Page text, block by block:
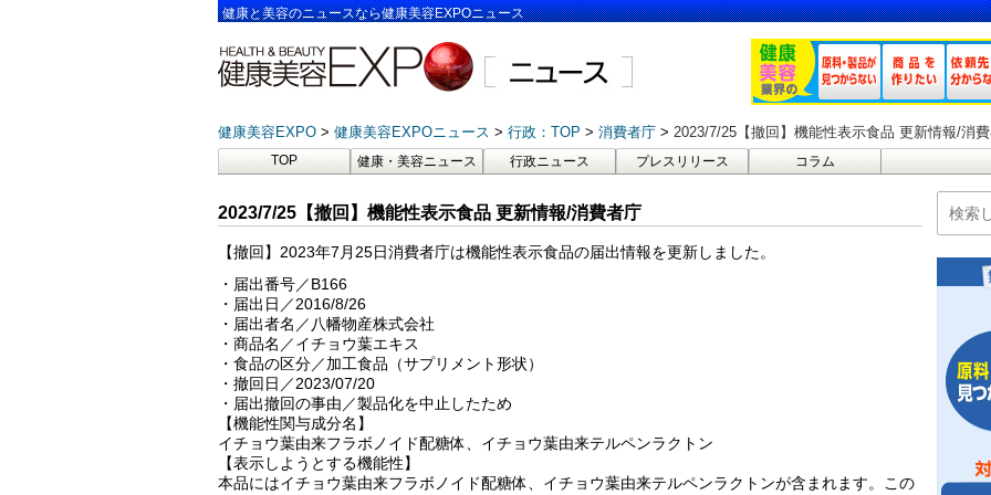
健康と美容のニュースなら健康美容EXPOニュース
健康美容EXPO 健康美容EXPOニュース 行政：TOP 消費者庁 2023/7/25【撤回】機能性表示食品 更新情報/消
TOP 健康・美容ニュース 行政ニュース プレスリリース コラム
2023/7/25【撤回】機能性表示食品 更新情報/消費者庁
【撤回】2023年7月25日消費者庁は機能性表示食品の届出情報を更新しました。
・届出番号／B166
・届出日／2016/8/26
・届出者名／八幡物産株式会社
・商品名／イチョウ葉エキス
・食品の区分／加工食品（サプリメント形状）
・撤回日／2023/07/20
・届出撤回の事由／製品化を中止したため
【機能性関与成分名】
イチョウ葉由来フラボノイド配糖体、イチョウ葉由来テルペンラクトン
【表示しようとする機能性】
本品にはイチョウ葉由来フラボノイド配糖体、イチョウ葉由来テルペンラクトンが含まれます。この